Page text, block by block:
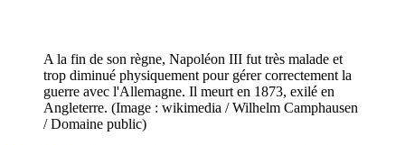
A la fin de son règne, Napoléon III fut très malade et
trop diminué physiquement pour gérer correctement la
guerre avec l'Allemagne. Il meurt en 1873, exilé en
Angleterre. (Image : wikimedia / Wilhelm Camphausen
/ Domaine public)